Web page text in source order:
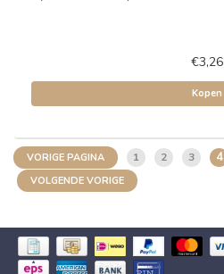
€3,26
Kopen
VORIGE PAGINA 1 2 3 4
VOLGENDE VORIGE